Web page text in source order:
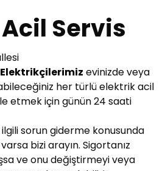
Servis
Elektrikçilerimiz evinizde veya
her türlü elektrik acil
etmek için günün 24 saati
ilgili sorun giderme konusunda
bizi arayın. Sigortanız
ve onu değiştirmeyi veya